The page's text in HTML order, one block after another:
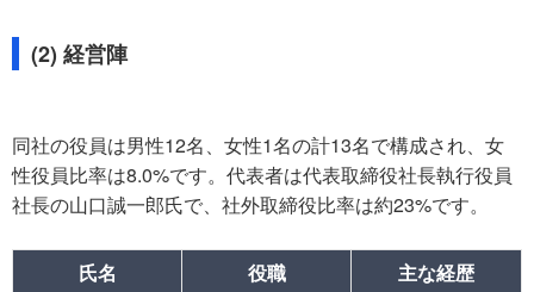
(2) 経営陣
同社の役員は男性12名、女性1名の計13名で構成され、女
性役員比率は8.0%です。代表者は代表取締役社長執行役員
社長の山口誠一郎氏で、社外取締役比率は約23%です。
氏名 役職 主な経歴